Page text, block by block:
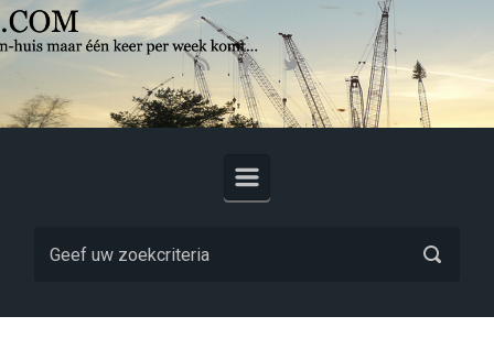
Skip to main content